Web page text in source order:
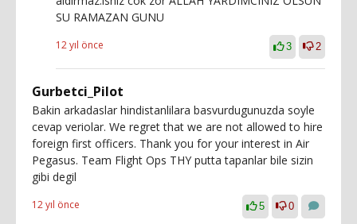
SU RAMAZAN GUNU
12 yıl önce 3 2
Gurbetci_Pilot
Bakin arkadaslar hindistanlilara basvurdugunuzda soyle
cevap veriolar. We regret that we are not allowed to hire
foreign first officers. Thank you for your interest in Air
Pegasus. Team Flight Ops THY putta tapanlar bile sizin
gibi degil
12 yıl önce 5 0